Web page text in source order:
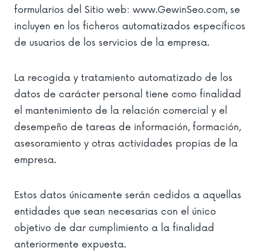
formularios del Sitio web: www.GewinSeo.com, se
incluyen en los ficheros automatizados específicos
de usuarios de los servicios de la empresa.
La recogida y tratamiento automatizado de los
datos de carácter personal tiene como finalidad
el mantenimiento de la relación comercial y el
desempeño de tareas de información, formación,
asesoramiento y otras actividades propias de la
empresa.
Estos datos únicamente serán cedidos a aquellas
entidades que sean necesarias con el único
objetivo de dar cumplimiento a la finalidad
anteriormente expuesta.